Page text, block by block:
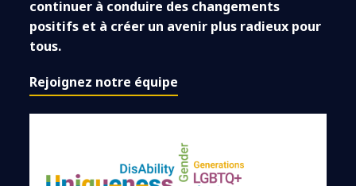
continuer à conduire des changements
positifs et à créer un avenir plus radieux pour
tous.
Rejoignez notre équipe